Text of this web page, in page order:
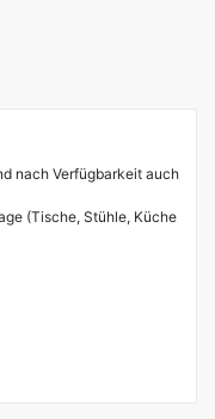
nach Verfügbarkeit auch
(Tische, Stühle, Küche